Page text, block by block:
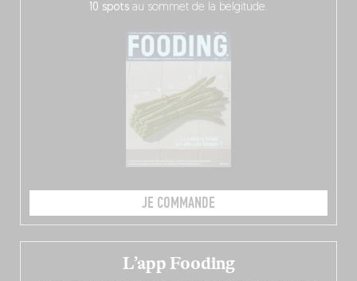
10 spots au sommet de la belgitude.
JE COMMANDE
L’app Fooding